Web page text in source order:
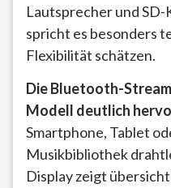
Lautsprecher und
spricht es besonders
Flexibilität schätzen.
Die Bluetooth-
Modell deutlich
Smartphone, Tablet
Musikbibliothek
Display zeigt